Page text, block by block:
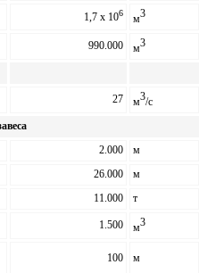
1,7 x 106 м3
990.000 м3
27 м3/с
2.000
м
26.000
м
11.000 т
1.500 м3
100 м